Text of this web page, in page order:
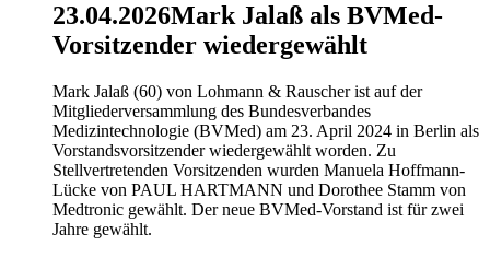
23.04.2026Mark Jalaß als BVMed-
Vorsitzender wiedergewählt
Mark Jalaß (60) von Lohmann & Rauscher ist auf der
Mitgliederversammlung des Bundesverbandes
Medizintechnologie (BVMed) am 23. April 2024 in Berlin als
Vorstandsvorsitzender wiedergewählt worden. Zu
Stellvertretenden Vorsitzenden wurden Manuela Hoffmann-
Lücke von PAUL HARTMANN und Dorothee Stamm von
Medtronic gewählt. Der neue BVMed-Vorstand ist für zwei
Jahre gewählt.